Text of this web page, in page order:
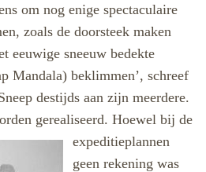
om nog enige spectaculaire
zoals de doorsteek maken
eeuwige sneeuw bedekte
Mandala) beklimmen’, schreef
destijds aan zijn meerdere.
gerealiseerd. Hoewel bij de
expeditieplannen
geen rekening was